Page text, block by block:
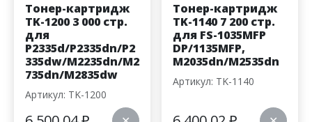
Тонер-картридж
TK-1200 3 000 стр.
для
P2335d/P2335dn/P2
335dw/M2235dn/M2
735dn/M2835dw
Артикул: TK-1200
Тонер-картридж
TK-1140 7 200 стр.
для FS-1035MFP
DP/1135MFP,
M2035dn/M2535dn
Артикул: TK-1140